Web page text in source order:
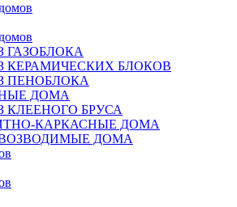
ГАЗОБЛОКА
КЕРАМИЧЕСКИХ БЛОКОВ
ПЕНОБЛОКА
ДОМА
КЛЕЕНОГО БРУСА
КАРКАСНЫЕ ДОМА
ДОМА